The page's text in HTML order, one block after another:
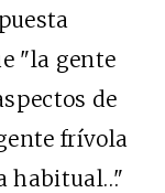
"la gente
de
frívola
habitual…"